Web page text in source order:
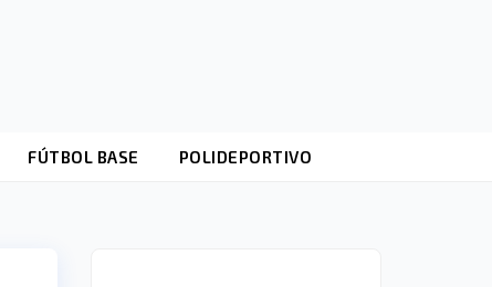
FÚTBOL BASE POLIDEPORTIVO